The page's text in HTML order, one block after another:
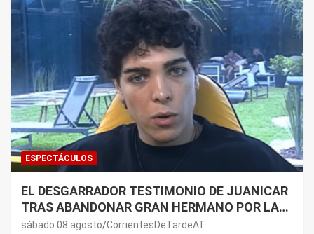
ESPECTÁCULOS
EL DESGARRADOR TESTIMONIO DE JUANICAR
TRAS ABANDONAR GRAN HERMANO POR LA
SALUD DE SU MAMÁ.
sábado 08 agosto CorrientesDeTardeAT